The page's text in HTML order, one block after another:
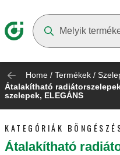
Home / Termékek /
Átalakítható
szelepek, ELEGÁNS
KATEGÓRIÁK
Átalakítható